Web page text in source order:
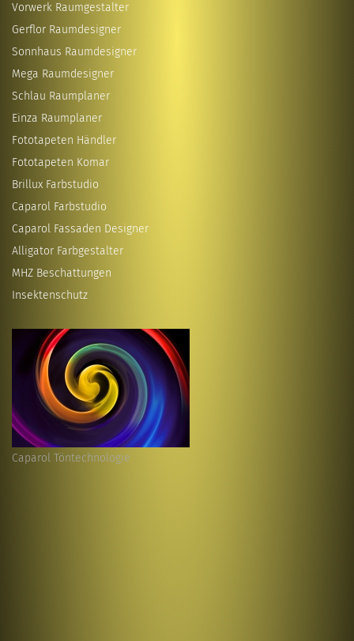
Vorwerk Raumgestalter
Gerflor Raumdesigner
Sonnhaus Raumdesigner
Mega Raumdesigner
Schlau Raumplaner
Einza Raumplaner
Fototapeten Händler
Fototapeten Komar
Brillux Farbstudio
Caparol Farbstudio
Caparol Fassaden Designer
Alligator Farbgestalter
MHZ Beschattungen
Insektenschutz
Caparol Töntechnologie